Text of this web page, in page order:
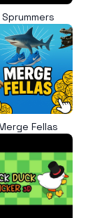
Sprummers
Fellas